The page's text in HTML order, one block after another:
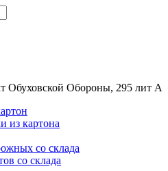
Обуховской Обороны, 295 лит А
из картона
со склада
со склада